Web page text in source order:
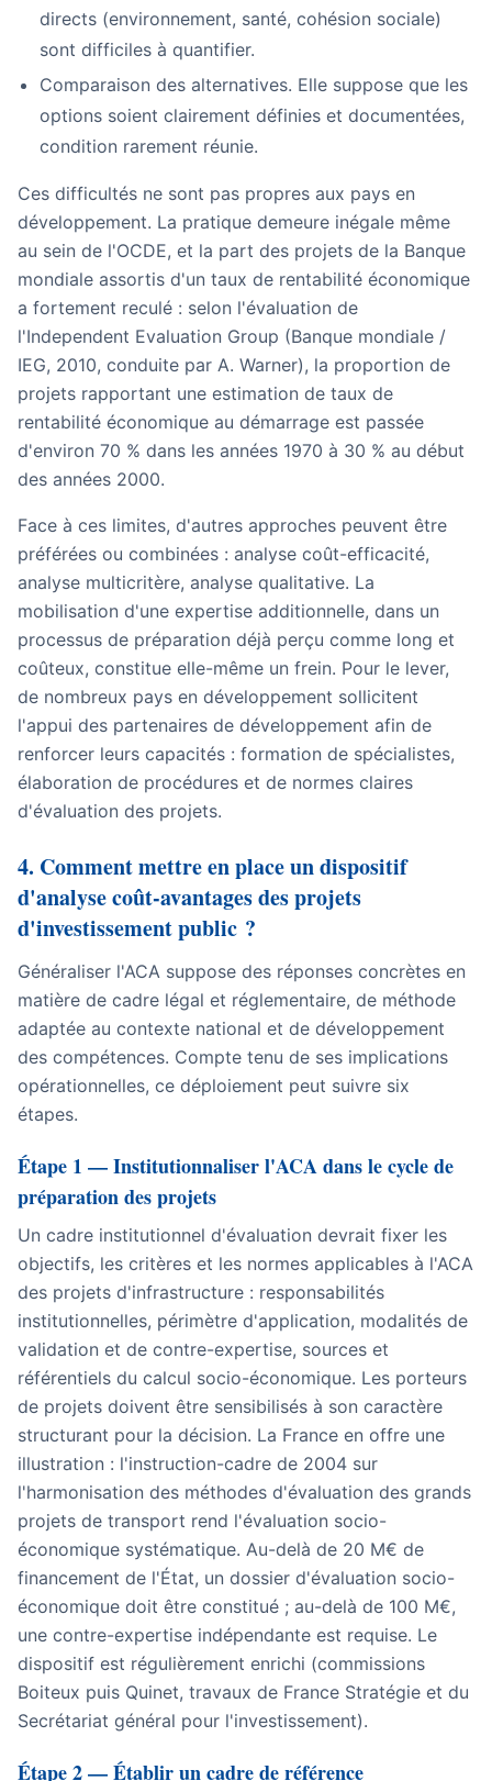
directs (environnement, santé, cohésion sociale)
sont difficiles à quantifier.
Comparaison des alternatives. Elle suppose que les
options soient clairement définies et documentées,
condition rarement réunie.
Ces difficultés ne sont pas propres aux pays en
développement. La pratique demeure inégale même
au sein de l'OCDE, et la part des projets de la Banque
mondiale assortis d'un taux de rentabilité économique
a fortement reculé : selon l'évaluation de
l'Independent Evaluation Group (Banque mondiale /
IEG, 2010, conduite par A. Warner), la proportion de
projets rapportant une estimation de taux de
rentabilité économique au démarrage est passée
d'environ 70 % dans les années 1970 à 30 % au début
des années 2000.
Face à ces limites, d'autres approches peuvent être
préférées ou combinées : analyse coût-efficacité,
analyse multicritère, analyse qualitative. La
mobilisation d'une expertise additionnelle, dans un
processus de préparation déjà perçu comme long et
coûteux, constitue elle-même un frein. Pour le lever,
de nombreux pays en développement sollicitent
l'appui des partenaires de développement afin de
renforcer leurs capacités : formation de spécialistes,
élaboration de procédures et de normes claires
d'évaluation des projets.
4. Comment mettre en place un dispositif
d'analyse coût-avantages des projets
d'investissement public ?
Généraliser l'ACA suppose des réponses concrètes en
matière de cadre légal et réglementaire, de méthode
adaptée au contexte national et de développement
des compétences. Compte tenu de ses implications
opérationnelles, ce déploiement peut suivre six
étapes.
Étape 1 — Institutionnaliser l'ACA dans le cycle de
préparation des projets
Un cadre institutionnel d'évaluation devrait fixer les
objectifs, les critères et les normes applicables à l'ACA
des projets d'infrastructure : responsabilités
institutionnelles, périmètre d'application, modalités de
validation et de contre-expertise, sources et
référentiels du calcul socio-économique. Les porteurs
de projets doivent être sensibilisés à son caractère
structurant pour la décision. La France en offre une
illustration : l'instruction-cadre de 2004 sur
l'harmonisation des méthodes d'évaluation des grands
projets de transport rend l'évaluation socio-
économique systématique. Au-delà de 20 M€ de
financement de l'État, un dossier d'évaluation socio-
économique doit être constitué ; au-delà de 100 M€,
une contre-expertise indépendante est requise. Le
dispositif est régulièrement enrichi (commissions
Boiteux puis Quinet, travaux de France Stratégie et du
Secrétariat général pour l'investissement).
Étape 2 — Établir un cadre de référence